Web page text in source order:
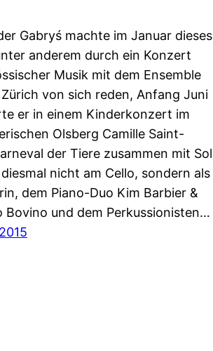
Gabryś machte im Januar dieses
anderem durch ein Konzert
Musik mit dem Ensemble
von sich reden, Anfang Juni
er in einem Kinderkonzert im
Olsberg Camille Saint-
der Tiere zusammen mit Sol
nicht am Cello, sondern als
dem Piano-Duo Kim Barbier &
Bovino und dem Perkussionisten…